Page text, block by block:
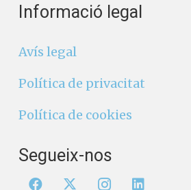
Informació legal
Avís legal
Política de privacitat
Política de cookies
Segueix-nos